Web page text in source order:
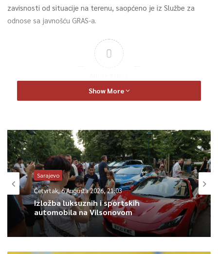
zavisnosti od situacije na terenu, saopćeno je iz Službe za
odnose sa javnošću GRAS-a.
0
Show More
Sarajevo
Četvrtak, 6 Augusta 2026, 21:03
Izložba luksuznih i sportskih
automobila na Vilsonovom